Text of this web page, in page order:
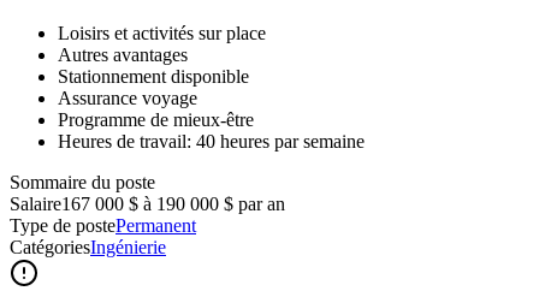
Loisirs et activités sur place
Autres avantages
Stationnement disponible
Assurance voyage
Programme de mieux-être
Heures de travail: 40 heures par semaine
Sommaire du poste
Salaire167 000 $ à 190 000 $ par an
Type de postePermanent
CatégoriesIngénierie